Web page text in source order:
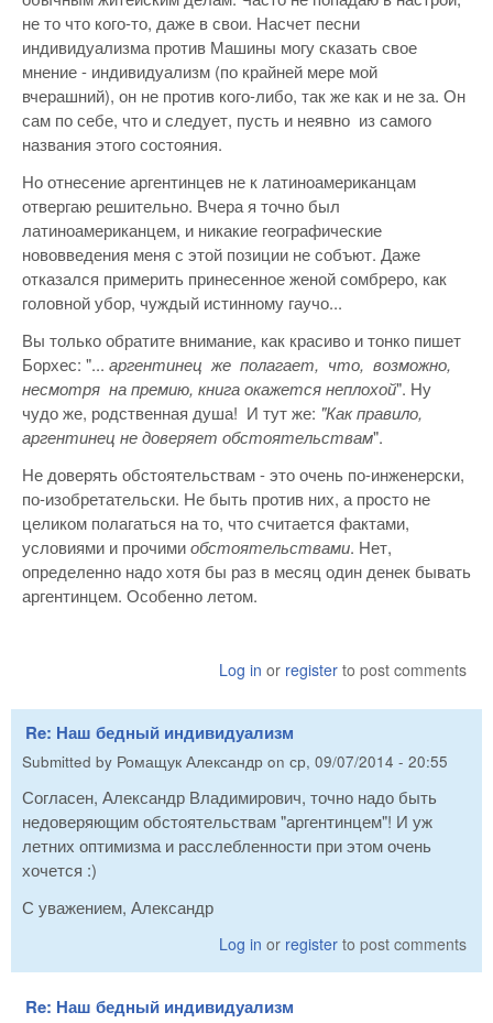
не то что кого-то, даже в свои. Насчет песни
индивидуализма против Машины могу сказать свое
мнение - индивидуализм (по крайней мере мой
вчерашний), он не против кого-либо, так же как и не за. Он
сам по себе, что и следует, пусть и неявно из самого
названия этого состояния.
Но отнесение аргентинцев не к латиноамериканцам
отвергаю решительно. Вчера я точно был
латиноамериканцем, и никакие географические
нововведения меня с этой позиции не собъют. Даже
отказался примерить принесенное женой сомбреро, как
головной убор, чуждый истинному гаучо...
Вы только обратите внимание, как красиво и тонко пишет
Борхес: "... аргентинец же полагает, что, возможно,
несмотря на премию, книга окажется неплохой". Ну
чудо же, родственная душа! И тут же: "Как правило,
аргентинец не доверяет обстоятельствам".
Не доверять обстоятельствам - это очень по-инженерски,
по-изобретательски. Не быть против них, а просто не
целиком полагаться на то, что считается фактами,
условиями и прочимиобстоятельствами. Нет,
определенно надо хотя бы раз в месяц один денек бывать
аргентинцем. Особенно летом.
Log in or register to post comments
Re: Наш бедный индивидуализм
Submitted by Ромащук Александр on ср, 09/07/2014 - 20:55
Согласен, Александр Владимирович, точно надо быть
недоверяющим обстоятельствам "аргентинцем"! И уж
летних оптимизма и расслебленности при этом очень
хочется :)
С уважением, Александр
Log in or register to post comments
Re: Наш бедный индивидуализм